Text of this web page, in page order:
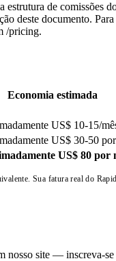
de comissões
deste documento.
/pricing.
Economia estimada
US$ 10-15/
US$ 30-50
US$ 80 por
Sua fatura real do
nosso site — inscreva-